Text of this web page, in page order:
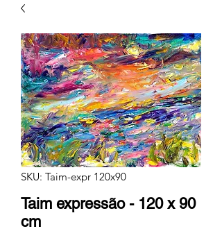
SKU: Taim-expr 120x90
Taim expressão - 120 x 90
cm